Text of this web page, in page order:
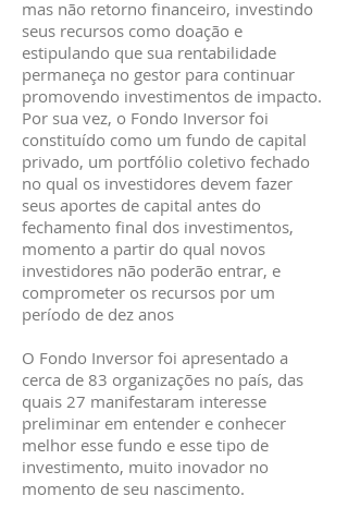
mas não retorno financeiro, investindo
seus recursos como doação e
estipulando que sua rentabilidade
permaneça no gestor para continuar
promovendo investimentos de impacto.
Por sua vez, o Fondo Inversor foi
constituído como um fundo de capital
privado, um portfólio coletivo fechado
no qual os investidores devem fazer
seus aportes de capital antes do
fechamento final dos investimentos,
momento a partir do qual novos
investidores não poderão entrar, e
comprometer os recursos por um
período de dez anos
O Fondo Inversor foi apresentado a
cerca de 83 organizações no país, das
quais 27 manifestaram interesse
preliminar em entender e conhecer
melhor esse fundo e esse tipo de
investimento, muito inovador no
momento de seu nascimento.